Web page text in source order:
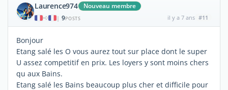
Laurence974 Nouveau membre
| 9POSTS il y a 7 ans #11
Bonjour
Etang salé les O vous aurez tout sur place dont le super
U assez competitif en prix. Les loyers y sont moins chers
qu aux Bains.
Etang salé les Bains beaucoup plus cher et difficile pour